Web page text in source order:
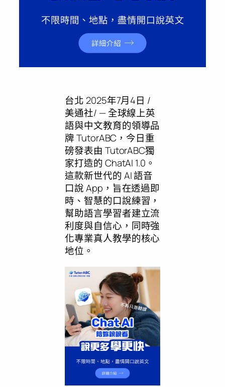
台北 2025年7月4日 /
美通社/ — 全球線上英
語與中文教育的領導品
牌 TutorABC，今日重
磅發表由 TutorABC獨
家打造的 ChatAI 1.0。
這款新世代的 AI 語音
口說 App，旨在透過即
時、智慧的口說練習，
幫助語言學習者建立流
利度與自信心，同時強
化專業真人教學的核心
地位。